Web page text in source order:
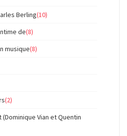
Berling(10)
de(8)
musique(8)
(2)
(Dominique Vian et Quentin